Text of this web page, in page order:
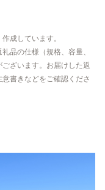
成しています。
品の仕様（規格、容量、
ざいます。お届けした返
書きなどをご確認くださ